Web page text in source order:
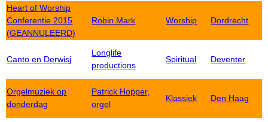
Heart of Worship
Conferentie 2015
(GEANNULEERD)
Robin Mark Worship Dordrecht
Canto en Derwisj
Longlife
productions
Spiritual Deventer
Orgelmuziek op
donderdag
Patrick Hopper,
orgel
Klassiek Den Haag